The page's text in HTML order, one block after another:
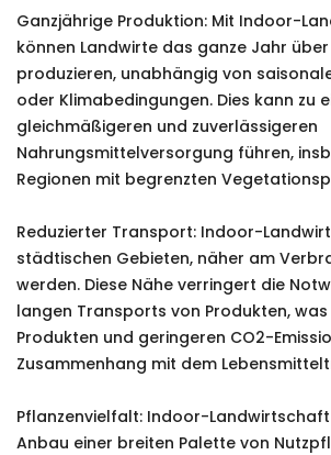
Ganzjährige Produktion: Mit Indoor-
können Landwirte das ganze Jahr über
produzieren, unabhängig von
oder Klimabedingungen. Dies kann zu
gleichmäßigeren und zuverlässigeren
Nahrungsmittelversorgung führen,
Regionen mit begrenzten
Reduzierter Transport: Indoor-
städtischen Gebieten, näher am
werden. Diese Nähe verringert die
langen Transports von Produkten,
Produkten und geringeren CO2-
Zusammenhang mit dem
Pflanzenvielfalt: Indoor-
Anbau einer breiten Palette von